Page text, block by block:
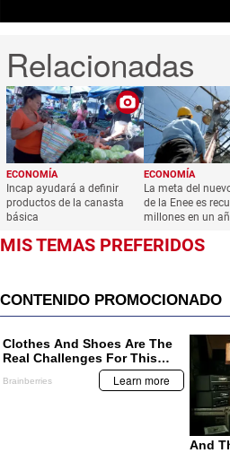
ECONOMÍA
Incap ayudará a definir
productos de la canasta
básica
ECONOMÍA
La meta del
de la Enee es
millones en un
MIS TEMAS PREFERIDOS